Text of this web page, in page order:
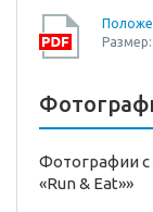
Фотографии с
«Run & Eat»»